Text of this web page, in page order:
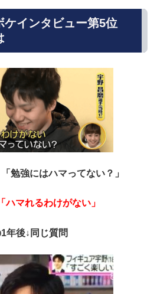
ケインタビュー第5位
「勉強にはハマってない？」
「ハマれるわけがない」
年後↓同じ質問